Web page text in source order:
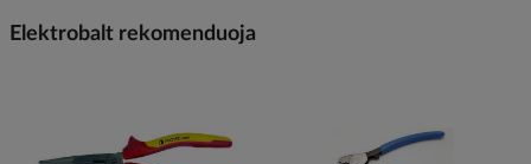
Elektrobalt rekomenduoja